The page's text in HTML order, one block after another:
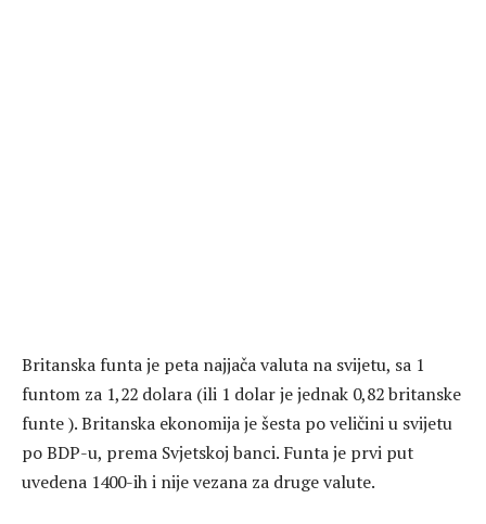
Britanska funta je peta najjača valuta na svijetu, sa 1
funtom za 1,22 dolara (ili 1 dolar je jednak 0,82 britanske
funte ). Britanska ekonomija je šesta po veličini u svijetu
po BDP-u, prema Svjetskoj banci. Funta je prvi put
uvedena 1400-ih i nije vezana za druge valute.